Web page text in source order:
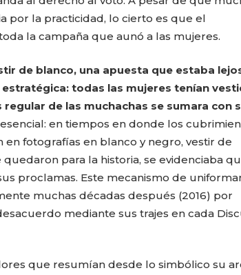
por la practicidad, lo cierto es que el
la campaña que aunó a las mujeres.
de blanco, una apuesta que estaba
todas las mujeres tenían
de las muchachas se sumara con
en tiempos en donde los
fotografías en blanco y negro, vestir de
para la historia, se evidenciaba
proclamas. Este mecanismo de
muchas décadas después (2016) por
mediante sus trajes en cada
que resumían desde lo simbólico su